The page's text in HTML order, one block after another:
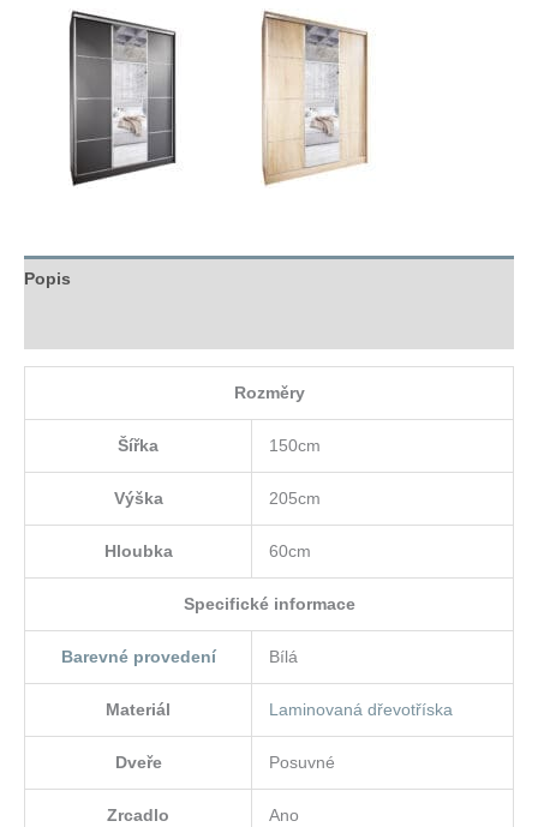
Popis
Rozměry
Šířka 150cm
Výška 205cm
Hloubka 60cm
Specifické informace
Barevné provedení Bílá
Materiál Laminovaná dřevotříska
Dveře Posuvné
Zrcadlo Ano